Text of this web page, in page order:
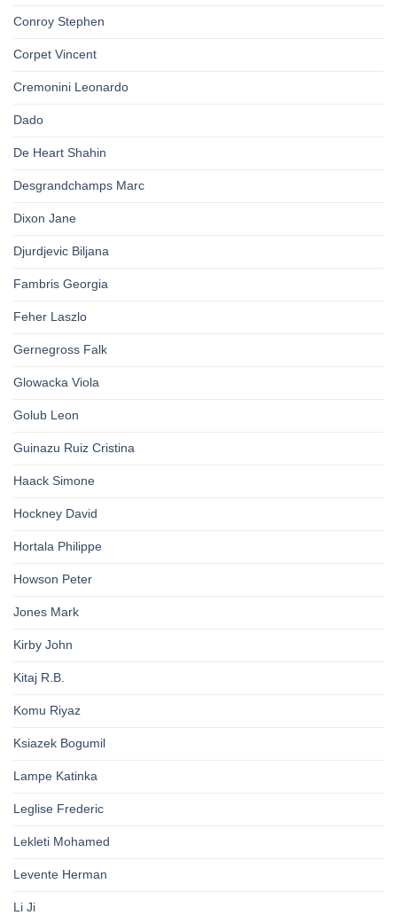
Conroy Stephen
Corpet Vincent
Cremonini Leonardo
Dado
De Heart Shahin
Desgrandchamps Marc
Dixon Jane
Djurdjevic Biljana
Fambris Georgia
Feher Laszlo
Gernegross Falk
Glowacka Viola
Golub Leon
Guinazu Ruiz Cristina
Haack Simone
Hockney David
Hortala Philippe
Howson Peter
Jones Mark
Kirby John
Kitaj R.B.
Komu Riyaz
Ksiazek Bogumil
Lampe Katinka
Leglise Frederic
Lekleti Mohamed
Levente Herman
Li Ji